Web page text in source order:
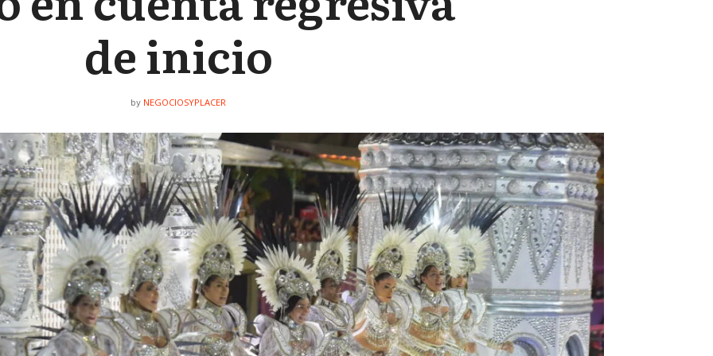
de inicio
by NEGOCIOSYPLACER